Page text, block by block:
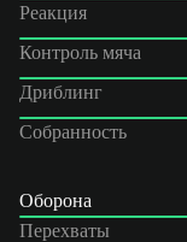
Реакция
Контроль мяча
Дриблинг
Собранность
Оборона
Перехваты